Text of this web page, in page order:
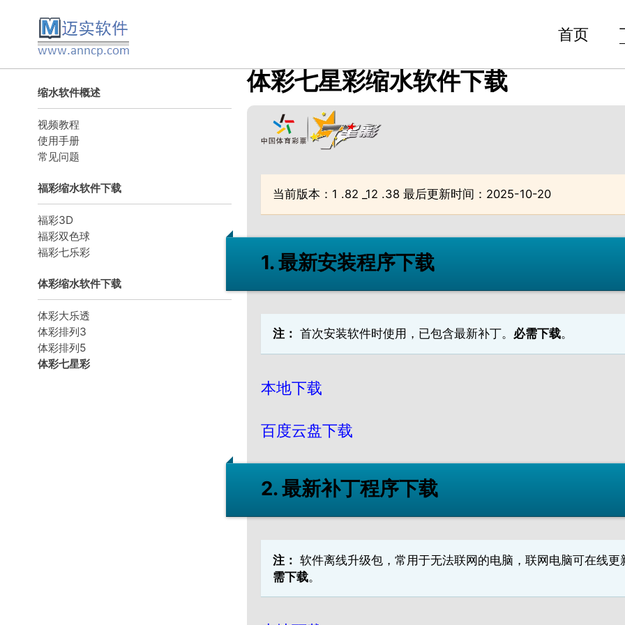
首页
缩水软件概述
视频教程
使用手册
常见问题
福彩缩水软件下载
福彩3D
福彩双色球
福彩七乐彩
体彩缩水软件下载
体彩大乐透
体彩排列3
体彩排列5
体彩七星彩
体彩七星彩缩水软件下载
当前版本：1 .82 _12 .38 最后更新时间：2025-10-20
1. 最新安装程序下载
注： 首次安装软件时使用，已包含最新补丁。 必需下载。
本地下载
百度云盘下载
2. 最新补丁程序下载
注： 软件离线升级包，常用于无法联网的电脑，联网电脑可在线更
需下载。